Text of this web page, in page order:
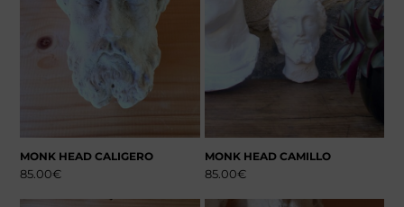
MONK HEAD CALIGERO
85.00€
MONK HEAD CAMILLO
85.00€